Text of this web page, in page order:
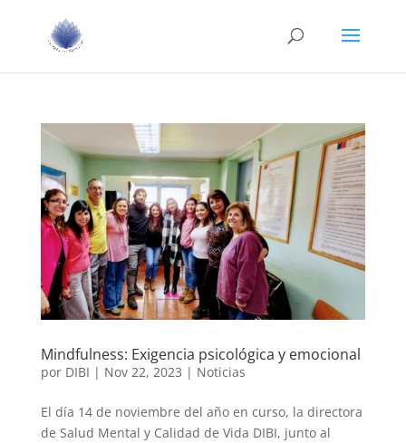
Mindfulness: Exigencia psicológica y emocional
por DIBI | Nov 22, 2023 | Noticias
El día 14 de noviembre del año en curso, la directora
de Salud Mental y Calidad de Vida DIBI, junto al